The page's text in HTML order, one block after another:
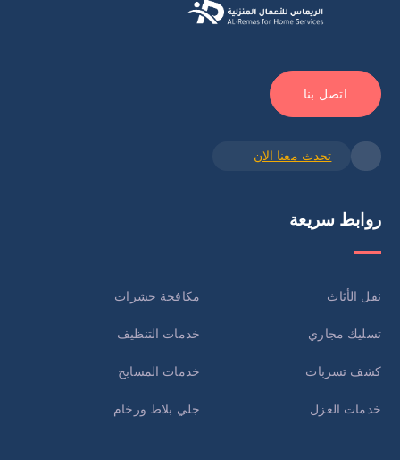
اتصل بنا
تحدث معنا الان
روابط سريعة
نقل الأثاث مكافحة حشرات
تسليك مجاري خدمات التنظيف
كشف تسربات خدمات المسابح
خدمات العزل جلي بلاط ورخام